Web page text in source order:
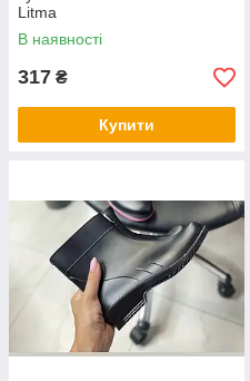
Litma
В наявності
317 ₴
Купити